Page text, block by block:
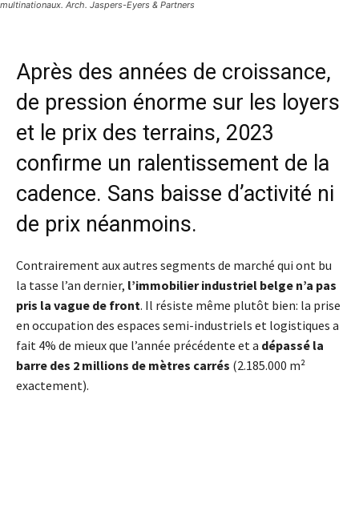
multinationaux. Arch. Jaspers-Eyers & Partners
Après des années de croissance,
de pression énorme sur les loyers
et le prix des terrains, 2023
confirme un ralentissement de la
cadence. Sans baisse d’activité ni
de prix néanmoins.
Contrairement aux autres segments de marché qui ont bu
la tasse l’an dernier, l’immobilier industriel belge n’a pas
pris la vague de front. Il résiste même plutôt bien: la prise
en occupation des espaces semi-industriels et logistiques a
fait 4% de mieux que l’année précédente et a dépassé la
barre des 2 millions de mètres carrés (2.185.000 m²
exactement).